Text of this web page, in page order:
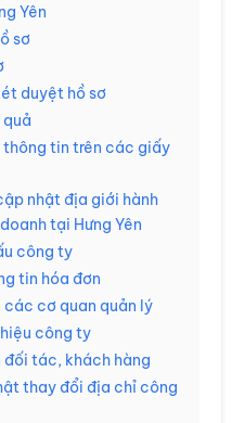
Yên
sơ
duyệt hồ sơ
thông tin trên các giấy
nhật địa giới hành
tại Hưng Yên
công ty
tin hóa đơn
các cơ quan quản lý
công ty
đối tác, khách hàng
thay đổi địa chỉ công